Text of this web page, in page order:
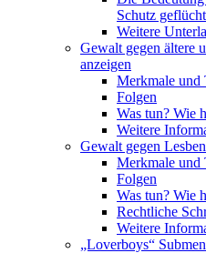
Schutz
Weitere
Gewalt gegen ältere
anzeigen
Merkmale und
Folgen
Was tun? Wie
Weitere
Gewalt gegen Lesben
Merkmale und
Folgen
Was tun? Wie
Rechtliche
Weitere
„Loverboys“